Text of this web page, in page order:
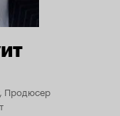
Продюсер